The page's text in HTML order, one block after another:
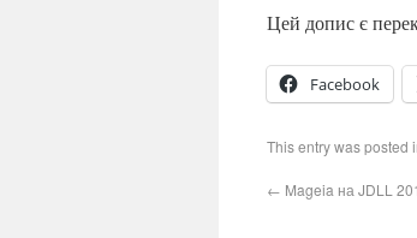
Цей допис є
Facebook
This entry was posted
← Mageia на JDLL